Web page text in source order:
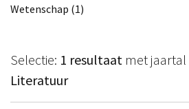
Wetenschap (1)
Selectie: 1 resultaat met jaartal
Literatuur